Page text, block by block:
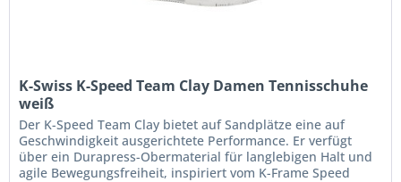
K-Swiss K-Speed Team Clay Damen Tennisschuhe
weiß
Der K-Speed ​​Team Clay bietet auf Sandplätze eine auf
Geschwindigkeit ausgerichtete Performance. Er verfügt
über ein Durapress-Obermaterial für langlebigen Halt und
agile Bewegungsfreiheit, inspiriert vom K-Frame Speed ​​